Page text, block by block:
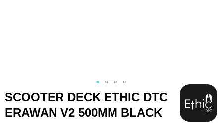
Zum
Anfang
der
SCOOTER DECK ETHIC DTC
ERAWAN V2 500MM BLACK